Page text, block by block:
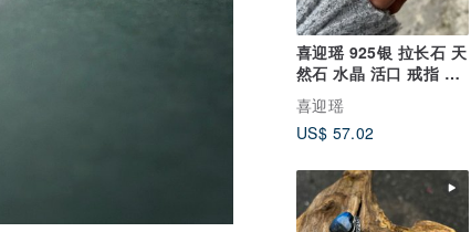
喜迎瑶 925银 拉长石 天
然石 水晶 活口 戒指 民
族风 嬉皮 复古
喜迎瑶
US$ 57.02